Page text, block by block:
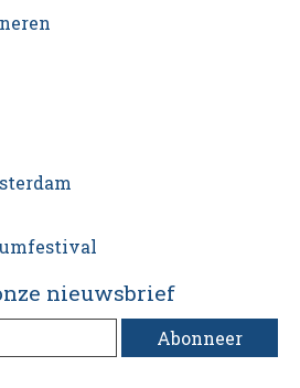
nieuwsbrief
Abonneer